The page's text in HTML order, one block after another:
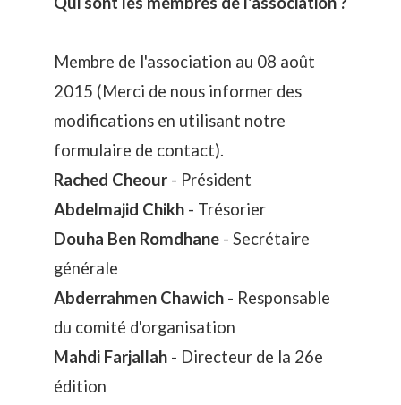
Membre de l'association au 08 août
2015 (Merci de nous informer des
modifications en utilisant notre
formulaire de contact).
Rached Cheour - Président
Abdelmajid Chikh - Trésorier
Douha Ben Romdhane - Secrétaire
générale
Abderrahmen Chawich - Responsable
du comité d'organisation
Mahdi Farjallah - Directeur de la 26e
édition